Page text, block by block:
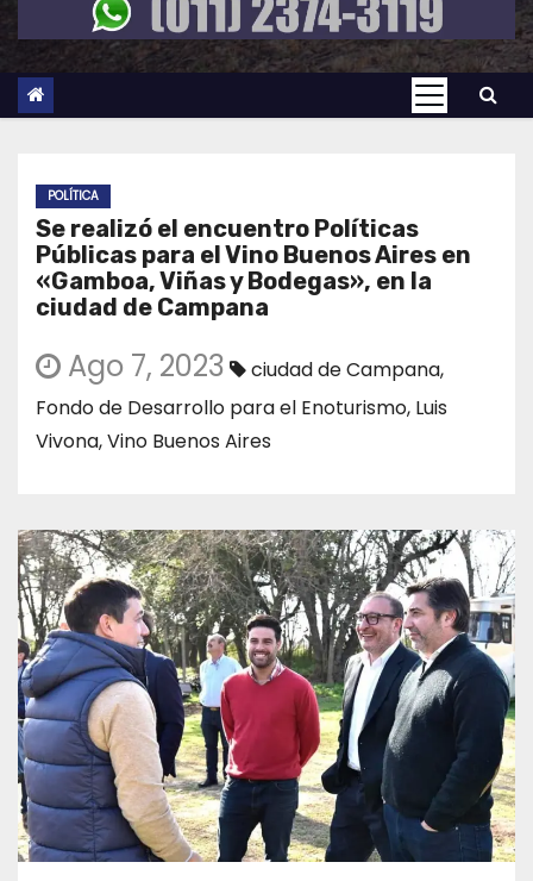
POLÍTICA
Se realizó el encuentro Políticas
Públicas para el Vino Buenos Aires en
«Gamboa, Viñas y Bodegas», en la
ciudad de Campana
Ago 7, 2023 ciudad de Campana,
Fondo de Desarrollo para el Enoturismo, Luis
Vivona,Vino Buenos Aires